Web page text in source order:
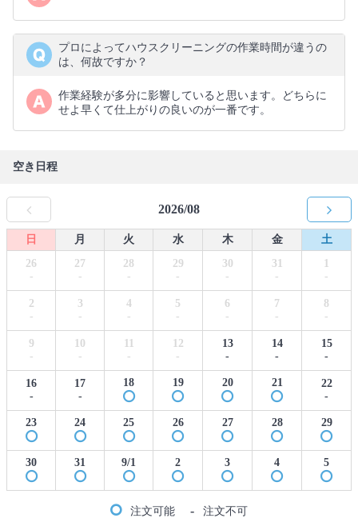
プロによってハウスクリーニングの作業時間が違うの
は、何故ですか？
作業経験が多分に影響していると思います。どちらに
せよ早くて仕上がりの良いのが一番です。
空き日程
2026/08
日 月 火 水 木 金
土
26
-
27
-
28
-
29
-
30
-
31
-
1
-
2
-
3
-
4
-
5
-
6
-
7
-
8
-
9
-
10
-
11
-
12
-
13
-
14
-
15
-
16
-
17
-
18 19 20 21
22
-
23 24 25 26 27 28 29
30 31 9/1 2 3 4 5
注文可能 - 注文不可